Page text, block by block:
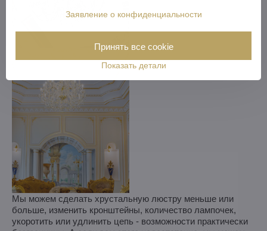
Мы можем сделать хрустальную люстру меньше или
больше, изменить кронштейны, количество лампочек,
укоротить или удлинить цепь - возможности практически
Заявление о конфиденциальности
Показать детали
Принять все cookie